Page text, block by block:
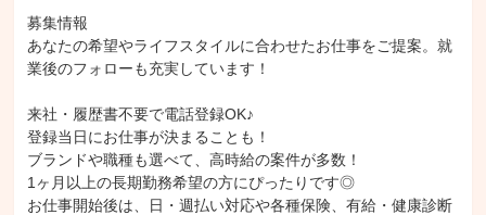
募集情報
あなたの希望やライフスタイルに合わせたお仕事をご提案。就
業後のフォローも充実しています！
来社・履歴書不要で電話登録OK♪
登録当日にお仕事が決まることも！
ブランドや職種も選べて、高時給の案件が多数！
1ヶ月以上の長期勤務希望の方にぴったりです◎
お仕事開始後は、日・週払い対応や各種保険、有給・健康診断